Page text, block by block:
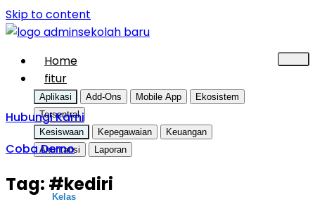
Skip to content
Home
fitur
Aplikasi Add-Ons Mobile App
Ekosistem
Tersentral
Kesiswaan
Kepegawaian
Keuangan
Akuntansi
Laporan
Kelas
Hubungi Kami
Coba Demo
Tag: #kediri